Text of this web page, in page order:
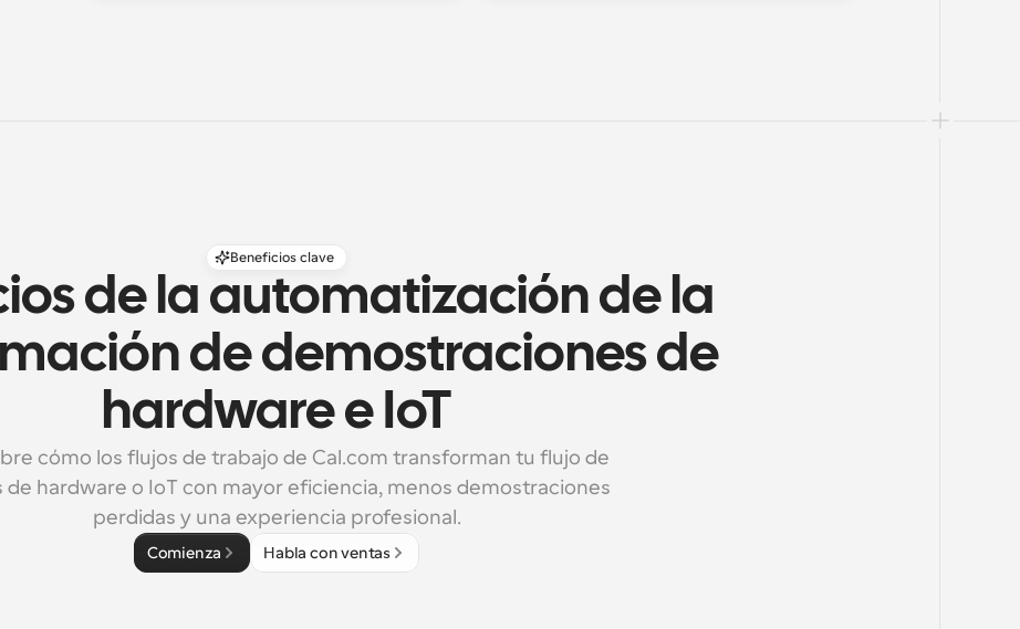
Beneficios clave
de la automatización de la
de demostraciones de
hardware e IoT
cómo los flujos de trabajo de Cal.com transforman tu flujo de
de hardware o IoT con mayor eficiencia, menos demostraciones
perdidas y una experiencia profesional.
Comienza Habla con ventas